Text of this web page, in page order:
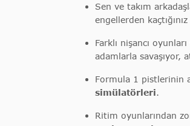
Sen ve takım
engellerden kaçtığınız
Farklı nişancı
adamlarla
Formula 1 pistlerinin
simülatörleri.
Ritim oyunlarından